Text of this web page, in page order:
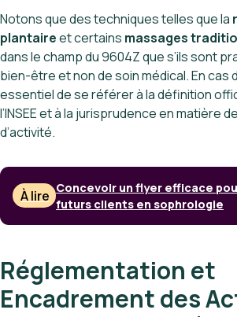
Notons que des techniques telles que la
plantaireet certains massages
dans le champ du 9604Z que s’ils sont
bien-être et non de soin médical. En cas
essentiel de se référer à la définition
l’INSEE et à la jurisprudence en matière
d’activité.
À lire Concevoir un flyer efficace
futurs clients en sophrologie
Réglementation et
Encadrement des